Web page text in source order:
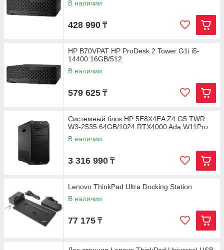
В наличии
428 990 ₸
HP B70VPAT HP ProDesk 2 Tower G1i i5-
14400 16GB/512
В наличии
579 625 ₸
Системный блок HP 5E8X4EA Z4 G5 TWR
W3-2535 64GB/1024 RTX4000 Ada W11Pro
В наличии
3 316 990 ₸
Lenovo ThinkPad Ultra Docking Station
В наличии
77 175 ₸